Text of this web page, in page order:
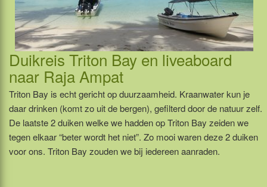
Duikreis Triton Bay en liveaboard
naar Raja Ampat
Triton Bay is echt gericht op duurzaamheid. Kraanwater kun je
daar drinken (komt zo uit de bergen), gefilterd door de natuur zelf.
De laatste 2 duiken welke we hadden op Triton Bay zeiden we
tegen elkaar “beter wordt het niet”. Zo mooi waren deze 2 duiken
voor ons. Triton Bay zouden we bij iedereen aanraden.